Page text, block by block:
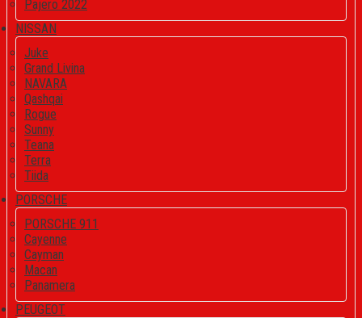
Pajero 2022
NISSAN
Juke
Grand Livina
NAVARA
Qashqai
Rogue
Sunny
Teana
Terra
Tiida
PORSCHE
PORSCHE 911
Cayenne
Cayman
Macan
Panamera
PEUGEOT